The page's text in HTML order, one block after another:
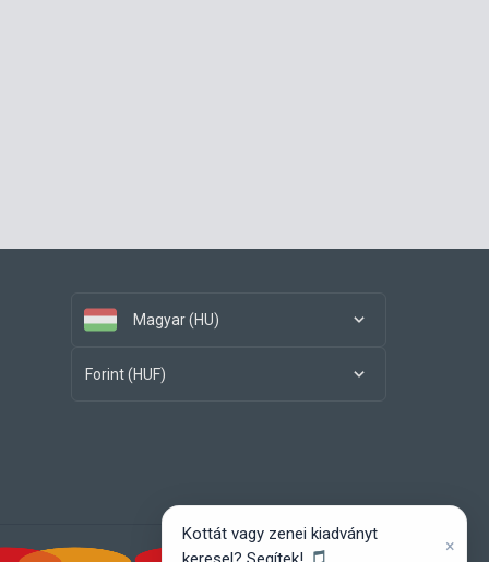
Magyar (HU)
Forint (HUF)
Kottát vagy zenei kiadványt
×